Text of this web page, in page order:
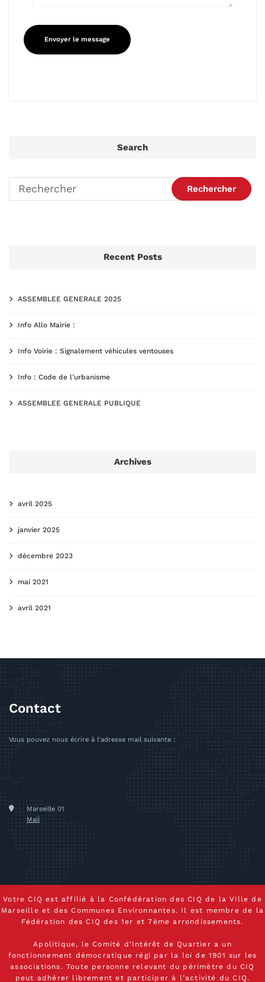
Search
Recent Posts
ASSEMBLEE GENERALE 2025
Info Allo Mairie :
Info Voirie : Signalement véhicules ventouses
Info : Code de l’urbanisme
ASSEMBLEE GENERALE PUBLIQUE
Archives
avril 2025
janvier 2025
décembre 2023
mai 2021
avril 2021
Contact
Vous pouvez nous écrire à l'adresse mail suivante :
Marseille 01
Mail
Votre CIQ est affilié à la Confédération des CIQ de la Ville de
Marseille et des Communes Environnantes. Il est membre de la
Fédération des CIQ des 1er et 7ème arrondissements.
Apolitique, le Comité d’Intérêt de Quartier a un
fonctionnement démocratique régi par la loi de 1901 sur les
associations. Toute personne relevant du périmètre du CIQ
peut adhérer librement et participer à l’activité du CIQ.